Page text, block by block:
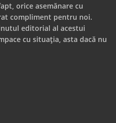
orice asemănare cu
compliment pentru noi.
editorial al acestui
cu situația, asta dacă nu